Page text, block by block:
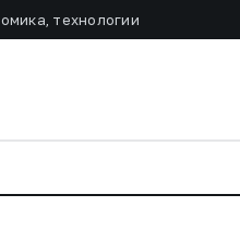
технологии